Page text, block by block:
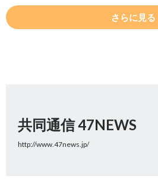
さらに見る
共同通信 47NEWS
http://www.47news.jp/